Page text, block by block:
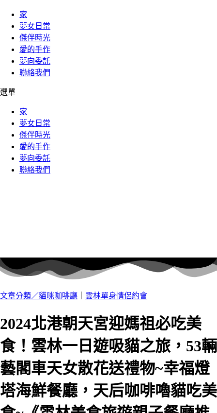
家
夢女日常
傑伴時光
愛的手作
夢向委託
聯絡我們
選單
家
夢女日常
傑伴時光
愛的手作
夢向委託
聯絡我們
文章分類／貓咪咖啡廳 雲林單身情侶約會
2024北港朝天宮迎媽祖必吃美
食！雲林一日遊吸貓之旅，53輛
藝閣車天女散花送禮物~幸福燈
塔海鮮餐廳，天后咖啡嚕貓吃美